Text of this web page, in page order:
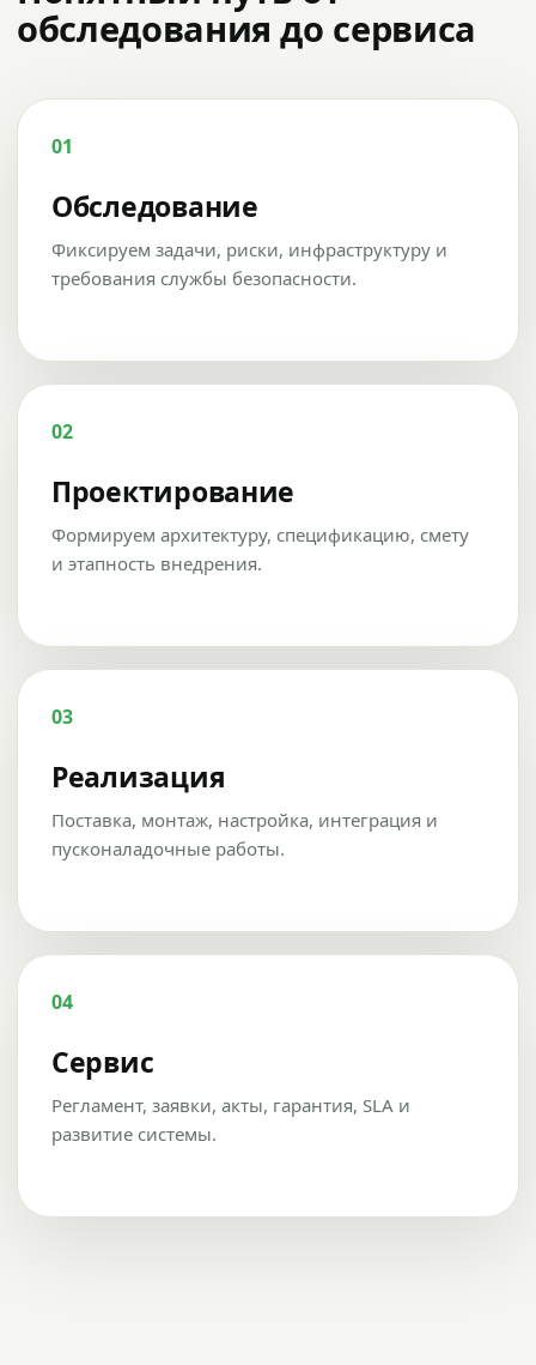
обследования до сервиса
01
Обследование
Фиксируем задачи, риски, инфраструктуру и
требования службы безопасности.
02
Проектирование
Формируем архитектуру, спецификацию, смету
и этапность внедрения.
03
Реализация
Поставка, монтаж, настройка, интеграция и
пусконаладочные работы.
04
Сервис
Регламент, заявки, акты, гарантия, SLA и
развитие системы.